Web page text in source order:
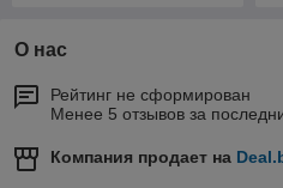
О нас
Рейтинг не сформирован
Менее 5 отзывов за
Компания продает на